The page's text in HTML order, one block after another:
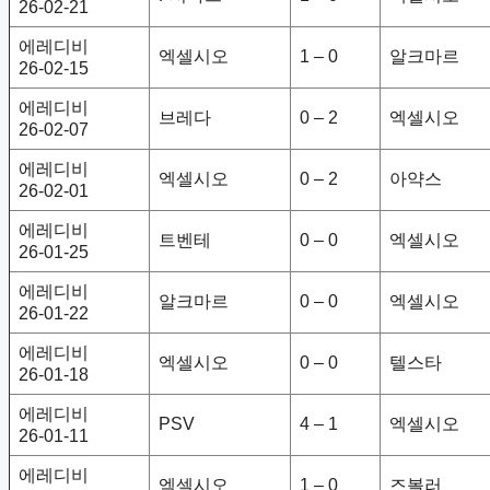
26-02-21
에레디비
26-02-15
엑셀시오 1 – 0 알크마르
에레디비
26-02-07
브레다 0 – 2 엑셀시오
에레디비
26-02-01
엑셀시오 0 – 2 아약스
에레디비
26-01-25
트벤테 0 – 0 엑셀시오
에레디비
26-01-22
알크마르 0 – 0 엑셀시오
에레디비
26-01-18
엑셀시오 0 – 0 텔스타
에레디비
26-01-11
PSV 4 – 1 엑셀시오
에레디비
엑셀시오 1 – 0 즈볼러